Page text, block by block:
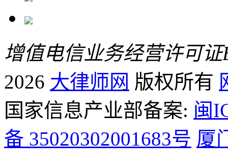
增值电信业务经营许可证
2026 大律师网 版权所有
国家信息产业部备案: 闽
备 35020302001683号 厦